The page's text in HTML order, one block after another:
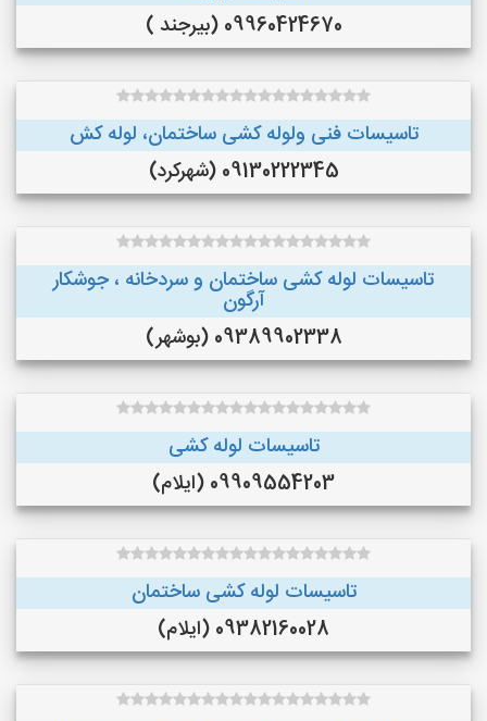
09960424670 (بیرجند )
تاسیسات فنی ولوله کشی ساختمان، لوله کش
09130222345 (شهرکرد)
تاسیسات لوله کشی ساختمان و سردخانه ، جوشکار
آرگون
09389902338 (بوشهر)
تاسیسات لوله کشی
09909554203 (ایلام)
تاسیسات لوله کشی ساختمان
09382160028 (ایلام)